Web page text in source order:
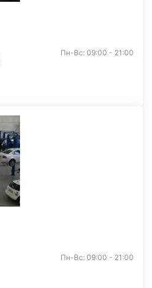
Пн-Вс: 09:00 - 21:00
Пн-Вс: 09:00 - 21:00